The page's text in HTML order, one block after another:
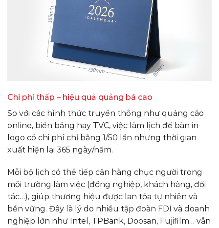
Chi phí thấp – hiệu quả quảng bá cao
So với các hình thức truyền thông như quảng cáo
online, biển bảng hay TVC, việc làm lịch để bàn in
logo có chi phí chỉ bằng 1/50 lần nhưng thời gian
xuất hiện lại 365 ngày/năm.
Mỗi bộ lịch có thể tiếp cận hàng chục người trong
môi trường làm việc (đồng nghiệp, khách hàng, đối
tác…), giúp thương hiệu được lan tỏa tự nhiên và
bền vững. Đây là lý do nhiều tập đoàn FDI và doanh
nghiệp lớn như Intel, TPBank, Doosan, Fujifilm… vẫn